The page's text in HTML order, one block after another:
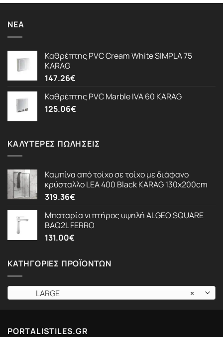
ΝΈΑ
Καθρέπτης PVC Cream White SIMPLA 75
KARAG
147.26€
Καθρέπτης PVC Marble IVA 60 KARAG
125.06€
ΚΑΛΎΤΕΡΕΣ ΠΩΛΉΣΕΙΣ
Καμπίνα από τοίχο σε τοίχο με διάφανο
κρύσταλλο LEA 400 Black KARAG 130x200cm
319.36€
Μπαταρία νιπτήρος υψηλή ALGEO SQUARE
BAQ2L FERRO
131.00€
ΚΑΤΗΓΟΡΊΕΣ ΠΡΟΪΌΝΤΩΝ
×
LARGE
PORTALISTILES.GR